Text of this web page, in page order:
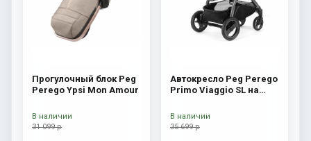
Прогулочный блок Peg
Perego Ypsi Mon Amour
31 099 р
В наличии
Автокресло Peg Perego
Primo Viaggio SL на
White/Black) Bloom Red
35 699 р
В наличии